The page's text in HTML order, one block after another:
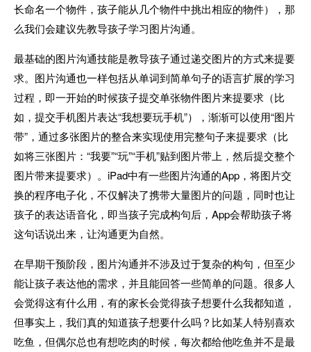
长命名一个物件，孩子能从几个物件中挑出相应的物件），那
么我们会建议先教导孩子学习图片沟通。
最基础的图片沟通技能是教导孩子通过递交图片的方式来提要
求。图片沟通也一样包括从单词到简单句子的语言扩展的学习
过程，即一开始的时候孩子提交单张物件图片来提要求（比
如，提交手机图片表达“我想要玩手机”），渐渐可以使用“图片
带”，通过多张图片的整合来实现使用完整句子来提要求（比
如将三张图片：“我要”“玩”“手机”贴到图片带上，然后提交整个
图片带来提要求）。iPad中有一些图片沟通的App，将图片交
换的程序电子化，不仅解决了携带大量图片的问题，同时也让
孩子的表达语音化，即当孩子完成构句后，App会帮助孩子将
这句话说出来，让沟通更为自然。
在早期干预阶段，图片沟通并不涉及过于复杂的构句，但至少
能让孩子表达他的需求，并且能回答一些简单的问题。很多人
会觉得这有什么用，有的家长会觉得孩子想要什么我都知道，
但事实上，我们真的知道孩子想要什么吗？比如某人特别喜欢
吃鱼，但偶尔总也有想吃肉的时候，每次都给他吃鱼并不是最